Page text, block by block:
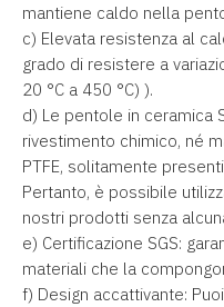
mantiene caldo nella
c) Elevata resistenza al
grado di resistere a
20 °C a 450 °C) ).
d) Le pentole in ceramica
rivestimento chimico, né
PTFE, solitamente
Pertanto, è possibile
nostri prodotti senza
e) Certificazione SGS:
materiali che la
f) Design accattivante: